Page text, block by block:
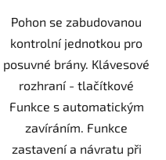
Pohon se zabudovanou
kontrolní jednotkou pro
posuvné brány. Klávesové
rozhraní - tlačítkové
Funkce s automatickým
zavíráním. Funkce
zastavení a návratu při